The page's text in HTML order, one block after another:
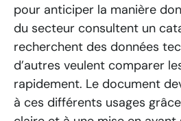
pour anticiper la manière
du secteur consultent un
recherchent des données
d’autres veulent comparer
rapidement. Le document
à ces différents usages